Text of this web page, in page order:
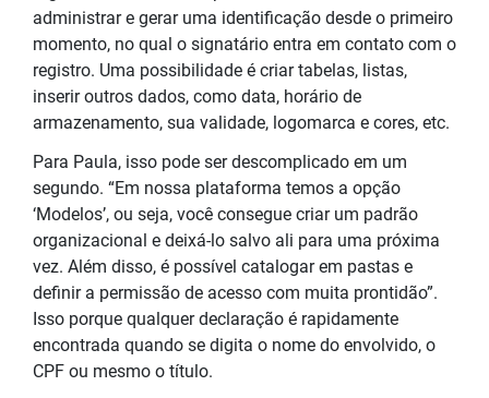
administrar e gerar uma identificação desde o primeiro
momento, no qual o signatário entra em contato com o
registro. Uma possibilidade é criar tabelas, listas,
inserir outros dados, como data, horário de
armazenamento, sua validade, logomarca e cores, etc.
Para Paula, isso pode ser descomplicado em um
segundo. “Em nossa plataforma temos a opção
‘Modelos’, ou seja, você consegue criar um padrão
organizacional e deixá-lo salvo ali para uma próxima
vez. Além disso, é possível catalogar em pastas e
definir a permissão de acesso com muita prontidão”.
Isso porque qualquer declaração é rapidamente
encontrada quando se digita o nome do envolvido, o
CPF ou mesmo o título.